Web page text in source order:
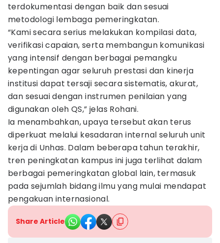
terdokumentasi dengan baik dan sesuai
metodologi lembaga pemeringkatan.
“Kami secara serius melakukan kompilasi data,
verifikasi capaian, serta membangun komunikasi
yang intensif dengan berbagai pemangku
kepentingan agar seluruh prestasi dan kinerja
institusi dapat tersaji secara sistematis, akurat,
dan sesuai dengan instrumen penilaian yang
digunakan oleh QS,” jelas Rohani.
Ia menambahkan, upaya tersebut akan terus
diperkuat melalui kesadaran internal seluruh unit
kerja di Unhas. Dalam beberapa tahun terakhir,
tren peningkatan kampus ini juga terlihat dalam
berbagai pemeringkatan global lain, termasuk
pada sejumlah bidang ilmu yang mulai mendapat
pengakuan internasional.
Share Article